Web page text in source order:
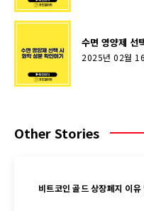
수면 영양제 선
2025년 02월
Other Stories
비트코인 골드 상장폐지 이